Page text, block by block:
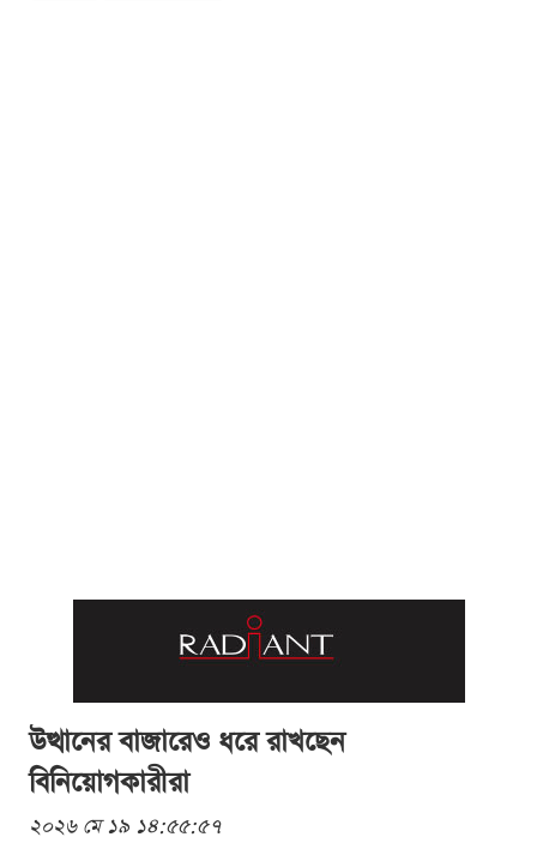
উত্থানের বাজারেও ধরে রাখছেন
বিনিয়োগকারীরা
২০২৬ মে ১৯ ১৪:৫৫:৫৭